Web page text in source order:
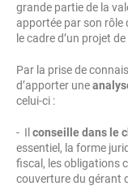
grande partie de la
apportée par son rôle
le cadre d’un projet
Par la prise de
d’apporter une
celui-ci :
- Il conseille dans le
essentiel, la forme
fiscal, les obligations
couverture du gérant